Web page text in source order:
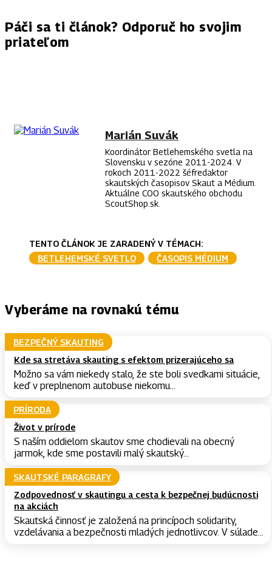
Páči sa ti článok? Odporuč ho svojim
priateľom
Marián Suvák
Koordinátor Betlehemského svetla na
Slovensku v sezóne 2011-2024. V
rokoch 2011-2022 šéfredaktor
skautských časopisov Skaut a Médium.
Aktuálne COO skautského obchodu
ScoutShop.sk.
TENTO ČLÁNOK JE ZARADENÝ V TÉMACH:
BETLEHEMSKÉ SVETLO
ČASOPIS MÉDIUM
Vyberáme na rovnakú tému
BEZPEČNÝ SKAUTING
Kde sa stretáva skauting s efektom prizerajúceho sa
Možno sa vám niekedy stalo, že ste boli svedkami situácie,
keď v preplnenom autobuse niekomu...
PRÍRODA
Život v prírode
S naším oddielom skautov sme chodievali na obecný
jarmok, kde sme postavili malý skautský...
SKAUTSKÉ PARAGRAFY
Zodpovednosť v skautingu a cesta k bezpečnej budúcnosti
na akciách
Skautská činnosť je založená na princípoch solidarity,
vzdelávania a bezpečnosti mladých jednotlivcov. V súlade...